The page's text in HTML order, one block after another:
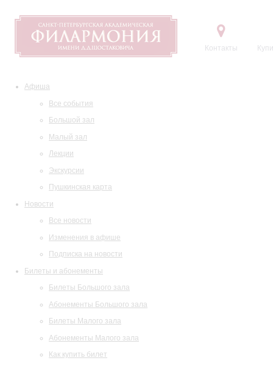
Контакты
Афиша
Все события
Большой зал
Малый зал
Лекции
Экскурсии
Пушкинская карта
Новости
Все новости
Изменения в афише
Подписка на новости
Билеты и абонементы
Билеты Большого зала
Абонементы Большого зала
Билеты Малого зала
Абонементы Малого зала
Как купить билет